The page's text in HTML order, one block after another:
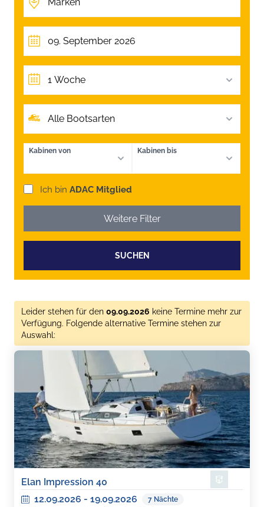
1 Woche
Alle Bootsarten
Kabinen von Kabinen bis
Ich bin ADAC Mitglied
Weitere Filter
SUCHEN
Leider stehen für den 09.09.2026 keine Termine mehr zur
Verfügung. Folgende alternative Termine stehen zur
Auswahl:
Elan Impression 40
12.09.2026 - 19.09.2026 7 Nächte